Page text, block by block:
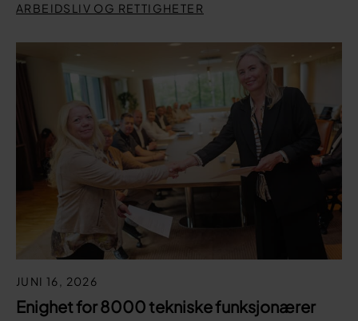
ARBEIDSLIV OG RETTIGHETER
JUNI 16, 2026
Enighet for 8000 tekniske funksjonærer